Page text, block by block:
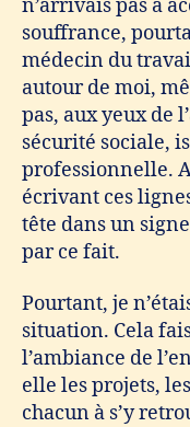
n’arrivais pas à
souffrance,
médecin du
autour de moi,
pas, aux yeux de
sécurité sociale,
professionnelle.
écrivant ces
tête dans un
par ce fait.
Pourtant, je
situation. Cela
l’ambiance de
elle les projets,
chacun à s’y